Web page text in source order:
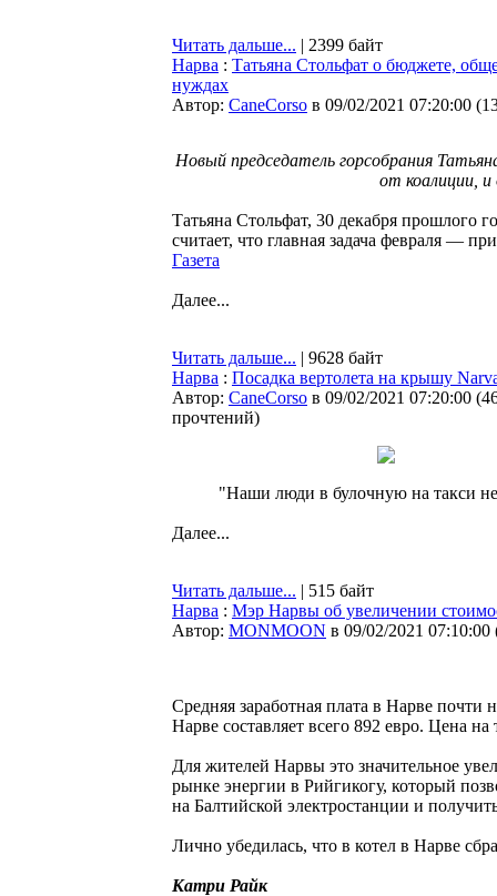
Читать дальше... | 2399 байт
Нарва : Татьяна Стольфат о бюджете,
нуждах
Автор: CaneCorso в 09/02/2021 07:20:00 (
Новый председатель горсобрания
от коалиции,
Татьяна Стольфат, 30 декабря прошлого
считает, что главная задача февраля —
Газета
Далее...
Читать дальше... | 9628 байт
Нарва : Посадка вертолета на крышу
Автор: CaneCorso в 09/02/2021 07:20:00 (
прочтений)
"Наши люди в булочную на такси
Далее...
Читать дальше... | 515 байт
Нарва : Мэр Нарвы об увеличении
Автор: MONMOON в 09/02/2021 07:10:00
Средняя заработная плата в Нарве почти
Нарве составляет всего 892 евро. Цена
Для жителей Нарвы это значительное
рынке энергии в Рийгикогу, который
на Балтийской электростанции и
Лично убедилась, что в котел в Нарве
Катри Райк